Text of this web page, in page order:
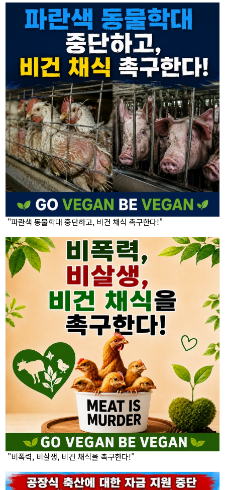
"파란색 동물학대 중단하고, 비건 채식 촉구한다!"
"비폭력, 비살생, 비건 채식을 촉구한다!"